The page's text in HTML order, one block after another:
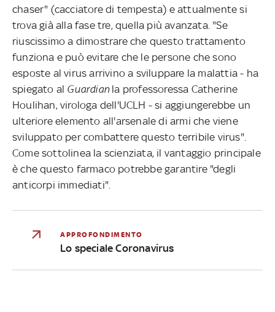
chaser" (cacciatore di tempesta) e attualmente si
trova già alla fase tre, quella più avanzata. "Se
riuscissimo a dimostrare che questo trattamento
funziona e può evitare che le persone che sono
esposte al virus arrivino a sviluppare la malattia - ha
spiegato al Guardian la professoressa Catherine
Houlihan, virologa dell'UCLH - si aggiungerebbe un
ulteriore elemento all'arsenale di armi che viene
sviluppato per combattere questo terribile virus".
Come sottolinea la scienziata, il vantaggio principale
è che questo farmaco potrebbe garantire "degli
anticorpi immediati".
APPROFONDIMENTO
Lo speciale Coronavirus